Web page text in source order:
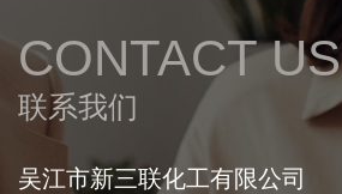
CONTACT US
联系我们
吴江市新三联化工有限公司